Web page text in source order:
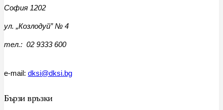
София 1202
ул. „Козлодуй” № 4
тел.: 02 9333 600
e-mail: dksi@dksi.bg
Бързи връзки